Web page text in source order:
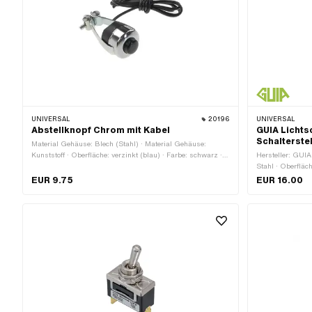
UNIVERSAL 20196
Abstellknopf Chrom mit Kabel
Material Gehäuse: Blech (Stahl) · Material Gehäuse:
Kunststoff · Oberfläche: verzinkt (blau) · Farbe: schwarz ·
(Standardgewinde) · Funktionen: Motor-Stopp · Anzahl
EUR 9.75
UNIVERSAL
GUIA
Hersteller:
Stahl ·
Unterbau: Stahl
EUR 16.00